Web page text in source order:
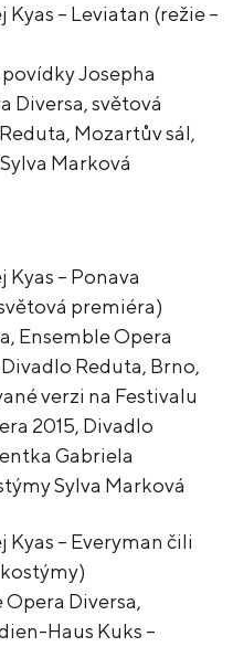
Kyas – Leviatan (režie –
Josepha
Diversa, světová
Mozartův sál,
Marková
Kyas – Ponava
premiéra)
Ensemble Opera
Divadlo Reduta, Brno,
verzi na Festivalu
2015, Divadlo
Gabriela
Sylva Marková
Kyas – Everyman čili
Opera Diversa,
Haus Kuks –